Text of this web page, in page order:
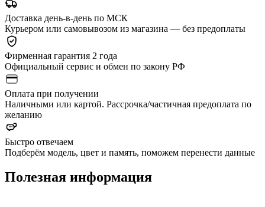
Доставка день-в-день по МСК
Курьером или самовывозом из магазина — без предоплаты
Фирменная гарантия 2 года
Официальный сервис и обмен по закону РФ
Оплата при получении
Наличными или картой. Рассрочка/частичная предоплата по
желанию
Быстро отвечаем
Подберём модель, цвет и память, поможем перенести данные
Полезная информация